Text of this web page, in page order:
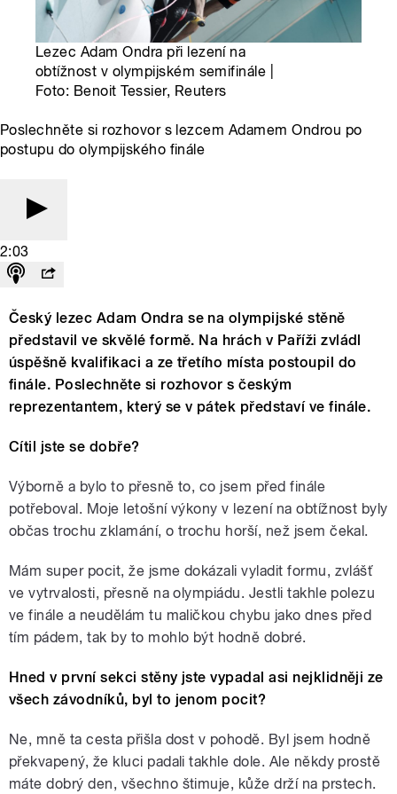
Lezec Adam Ondra při lezení na
obtížnost v olympijském semifinále |
Foto: Benoit Tessier, Reuters
Poslechněte si rozhovor s lezcem Adamem Ondrou po
postupu do olympijského finále
2:03
Český lezec Adam Ondra se na olympijské stěně
představil ve skvělé formě. Na hrách v Paříži zvládl
úspěšně kvalifikaci a ze třetího místa postoupil do
finále. Poslechněte si rozhovor s českým
reprezentantem, který se v pátek představí ve finále.
Cítil jste se dobře?
Výborně a bylo to přesně to, co jsem před finále
potřeboval. Moje letošní výkony v lezení na obtížnost byly
občas trochu zklamání, o trochu horší, než jsem čekal.
Mám super pocit, že jsme dokázali vyladit formu, zvlášť
ve vytrvalosti, přesně na olympiádu. Jestli takhle polezu
ve finále a neudělám tu maličkou chybu jako dnes před
tím pádem, tak by to mohlo být hodně dobré.
Hned v první sekci stěny jste vypadal asi nejklidněji ze
všech závodníků, byl to jenom pocit?
Ne, mně ta cesta přišla dost v pohodě. Byl jsem hodně
překvapený, že kluci padali takhle dole. Ale někdy prostě
máte dobrý den, všechno štimuje, kůže drží na prstech.